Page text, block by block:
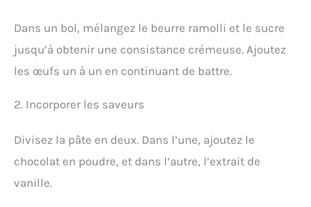
Dans un bol, mélangez le beurre ramolli et le sucre
jusqu’à obtenir une consistance crémeuse. Ajoutez
les œufs un à un en continuant de battre.
2. Incorporer les saveurs
Divisez la pâte en deux. Dans l’une, ajoutez le
chocolat en poudre, et dans l’autre, l’extrait de
vanille.